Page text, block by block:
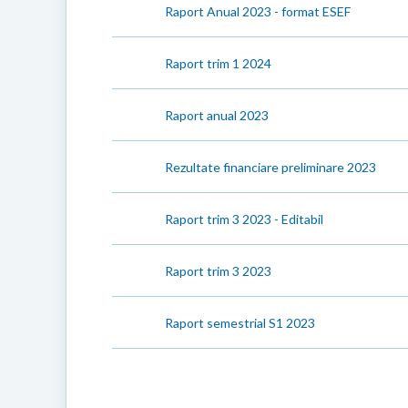
Raport Anual 2023 - format ESEF
Raport trim 1 2024
Raport anual 2023
Rezultate financiare preliminare 2023
Raport trim 3 2023 - Editabil
Raport trim 3 2023
Raport semestrial S1 2023